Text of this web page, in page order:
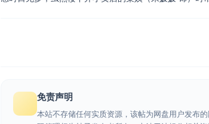
免责声明
本站不存储任何实质资源，该帖为网盘用户发布